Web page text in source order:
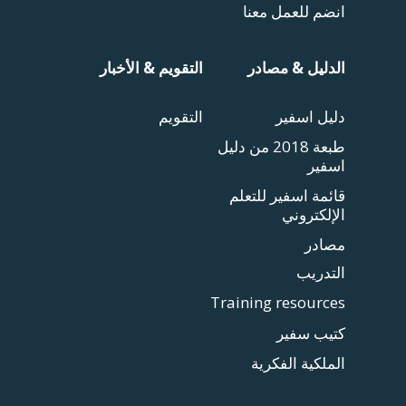
انضم للعمل معنا
الدليل & مصادر
دليل اسفير
طبعة 2018 من دليل
اسفير
قائمة اسفير للتعلم
الإلكتروني
مصادر
التدريب
Training resources
كتيب سفير
الملكية الفكرية
التقويم & الأخبار
التقويم